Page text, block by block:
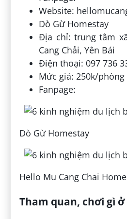
Website:
Dò Gừ Homestay
Địa chỉ: trung tâm
Cang Chải, Yên Bái
Điện thoại: 097 736
Mức giá: 250k/
Fanpage:
Dò Gừ Homestay
Hello Mu Cang Chai
Tham quan, chơi gì ở